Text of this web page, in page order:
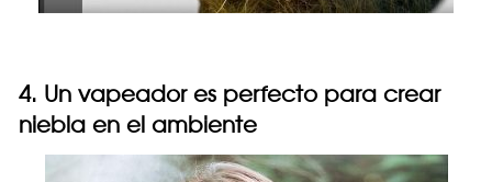
4. Un vapeador es perfecto para crear
niebla en el ambiente